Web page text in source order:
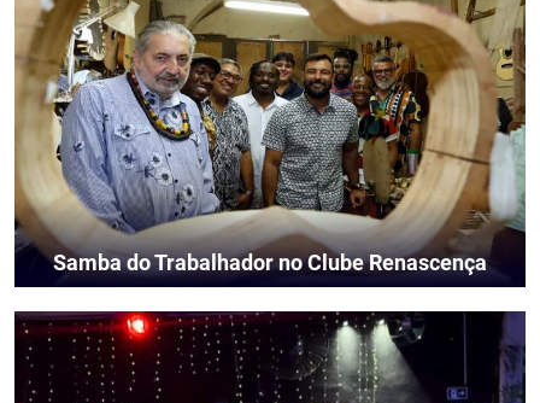
Samba do Trabalhador no Clube Renascença